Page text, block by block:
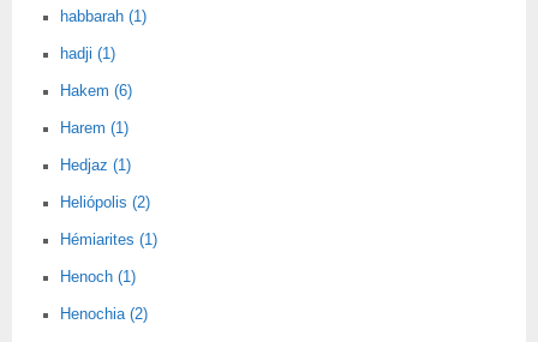
habbarah (1)
hadji (1)
Hakem (6)
Harem (1)
Hedjaz (1)
Heliópolis (2)
Hémiarites (1)
Henoch (1)
Henochia (2)